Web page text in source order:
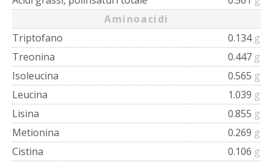
Aminoacidi
Triptofano
0.134 g
Treonina
0.447 g
Isoleucina
0.565 g
Leucina
1.039 g
Lisina
0.855 g
Metionina
0.269 g
Cistina
0.106 g